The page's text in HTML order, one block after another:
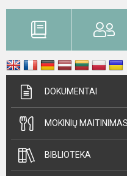
DOKUMENTAI
MOKINIŲ MAITINIMAS
BIBLIOTEKA